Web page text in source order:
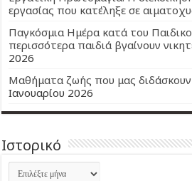
εργασίας που κατέληξε σε
Παγκόσμια Ημέρα κατά του
περισσότερα παιδιά βγαίνουν
2026
Μαθήματα ζωής που μας διδάσκουν
Ιανουαρίου 2026
Ιστορικό
Ιστορικό